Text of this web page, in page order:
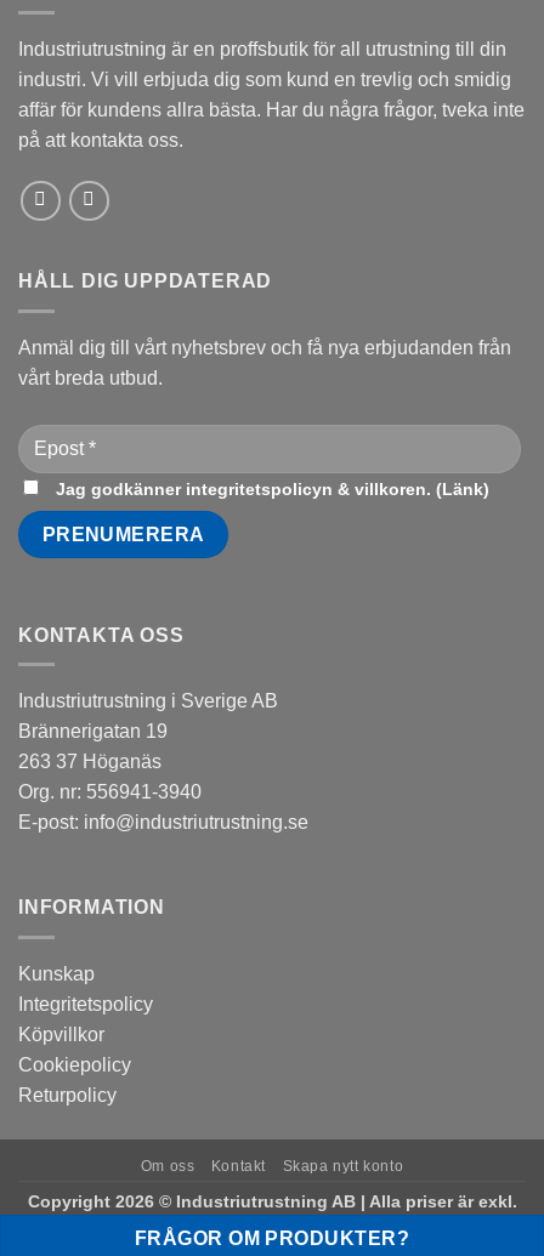
FRÅGOR OM PRODUKTER?
Industriutrustning är en proffsbutik för all utrustning till din
industri. Vi vill erbjuda dig som kund en trevlig och smidig
affär för kundens allra bästa. Har du några frågor, tveka inte
på att kontakta oss.
HÅLL DIG UPPDATERAD
Anmäl dig till vårt nyhetsbrev och få nya erbjudanden från
vårt breda utbud.
Jag godkänner integritetspolicyn & villkoren. (Länk)
KONTAKTA OSS
Industriutrustning i Sverige AB
Brännerigatan 19
263 37 Höganäs
Org. nr: 556941-3940
E-post: info@industriutrustning.se
INFORMATION
Kunskap
Integritetspolicy
Köpvillkor
Cookiepolicy
Returpolicy
Om oss Kontakt Skapa nytt konto
Copyright 2026 © Industriutrustning AB | Alla priser är exkl.
moms